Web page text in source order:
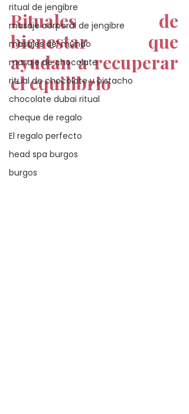
ritual de jengibre
masaje corporal de jengibre
masajes del mundo
masaje de chocolate
ritual de chocolate y pistacho
chocolate dubai ritual
cheque de regalo
El regalo perfecto
head spa burgos
burgos
Rituales de
bienestar que
ayudan a recuperar
el equilibrio